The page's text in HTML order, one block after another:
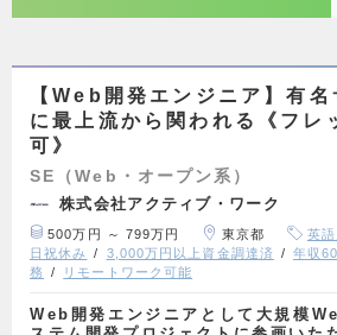
【Web開発エンジニア】有
に最上流から関われる《フレ
可》
SE（Web・オープン系）
株式会社アクティブ・ワーク
500万円 ～ 799万円 東京都 英
日祝休み
3,000万円以上資金調達済 年収
務
リモートワーク可能
Web開発エンジニアとして大規模